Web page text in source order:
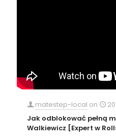
matestep-local on
Jak odblokować pełną
Walkiewicz [Expert w